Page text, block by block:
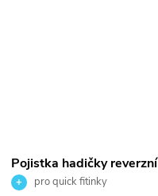
Pojistka hadičky reverzní
osmoza modrá 1 ks
pro quick fitinky